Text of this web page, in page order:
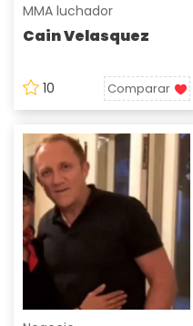
MMA luchador
Cain Velasquez
10 Comparar